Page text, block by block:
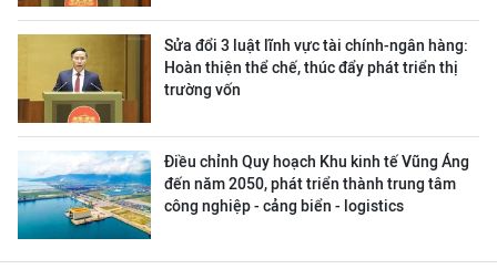
Sửa đổi 3 luật lĩnh vực tài chính-ngân hàng:
Hoàn thiện thể chế, thúc đẩy phát triển thị
trường vốn
Điều chỉnh Quy hoạch Khu kinh tế Vũng Áng
đến năm 2050, phát triển thành trung tâm
công nghiệp - cảng biển - logistics